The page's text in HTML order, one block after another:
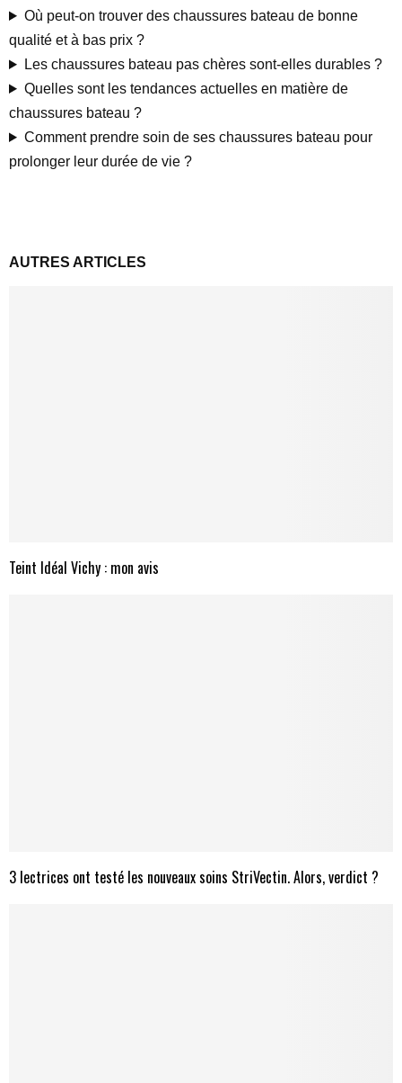
Où peut-on trouver des chaussures bateau de bonne
qualité et à bas prix ?
Les chaussures bateau pas chères sont-elles durables ?
Quelles sont les tendances actuelles en matière de
chaussures bateau ?
Comment prendre soin de ses chaussures bateau pour
prolonger leur durée de vie ?
AUTRES ARTICLES
Teint Idéal Vichy : mon avis
3 lectrices ont testé les nouveaux soins StriVectin. Alors, verdict ?